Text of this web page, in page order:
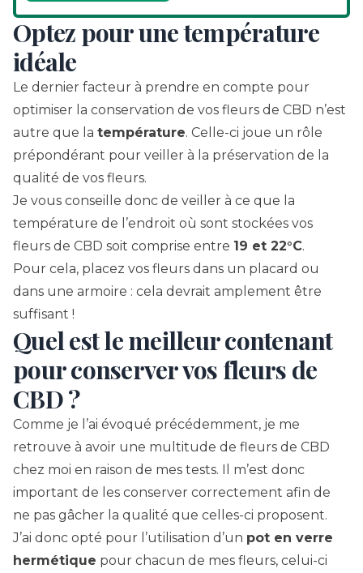
Optez pour une température
idéale
Le dernier facteur à prendre en compte pour
optimiser la conservation de vos fleurs de CBD n’est
autre que la température. Celle-ci joue un rôle
prépondérant pour veiller à la préservation de la
qualité de vos fleurs.
Je vous conseille donc de veiller à ce que la
température de l’endroit où sont stockées vos
fleurs de CBD soit comprise entre 19 et 22°C.
Pour cela, placez vos fleurs dans un placard ou
dans une armoire : cela devrait amplement être
suffisant !
Quel est le meilleur contenant
pour conserver vos fleurs de
CBD ?
Comme je l’ai évoqué précédemment, je me
retrouve à avoir une multitude de fleurs de CBD
chez moi en raison de mes tests. Il m’est donc
important de les conserver correctement afin de
ne pas gâcher la qualité que celles-ci proposent.
J’ai donc opté pour l’utilisation d’un pot en verre
hermétique pour chacun de mes fleurs, celui-ci